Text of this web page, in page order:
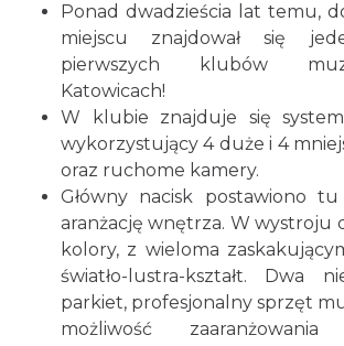
Ponad dwadzieścia lat temu,
miejscu znajdował się
pierwszych klubów
Katowicach!
W klubie znajduje się
wykorzystujący 4 duże i 4
oraz ruchome kamery.
Główny nacisk postawiono
aranżację wnętrza. W wystroju
kolory, z wieloma
światło-lustra-kształt. Dwa
parkiet, profesjonalny sprzęt
możliwość zaaranżowania